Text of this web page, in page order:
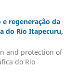
regeneração da
do Rio Itapecuru,
and protection of
do Rio